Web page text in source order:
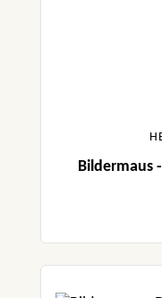
Bildermaus